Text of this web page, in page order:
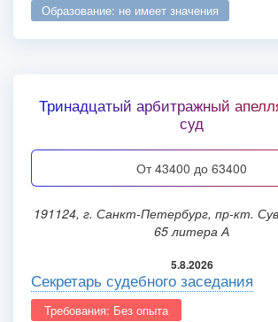
образование: не имеет значения
Тринадцатый арбитражный
суд
от 43400 до 63400
191124, г. Санкт-Петербург, пр-кт. Суворовский, д.
65 литера А
5.8.2026
Секретарь судебного заседания
Требования: Без опыта